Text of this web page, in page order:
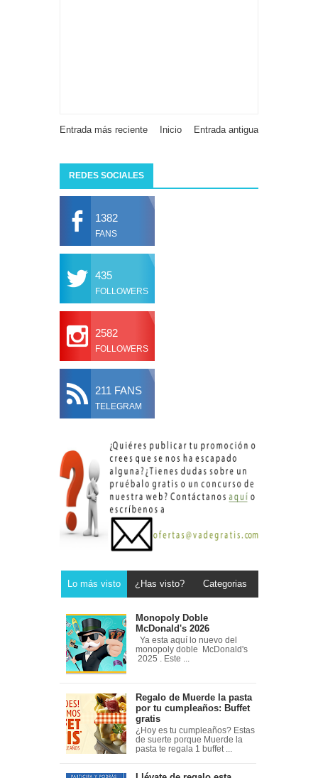
Entrada más reciente Entrada antigua
Inicio
REDES SOCIALES
1382
FANS
435
FOLLOWERS
2582
FOLLOWERS
211 FANS
TELEGRAM
Lo más visto ¿Has visto? Categorias
Monopoly Doble
McDonald's 2026
Ya esta aquí lo nuevo del
monopoly doble McDonald's
2025 . Este ...
Regalo de Muerde la pasta
por tu cumpleaños: Buffet
gratis
¿Hoy es tu cumpleaños? Estas
de suerte porque Muerde la
pasta te regala 1 buffet ...